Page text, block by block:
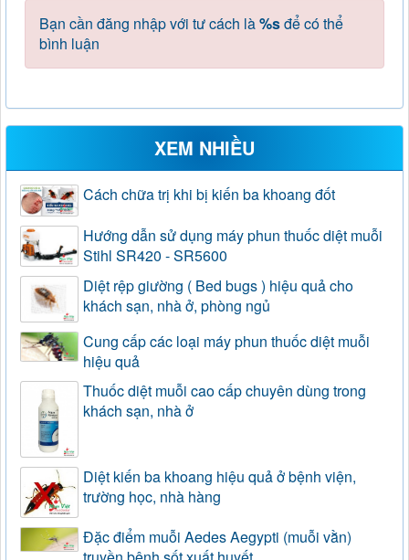
Bạn cần đăng nhập với tư cách là%sđể có thể
bình luận
XEM NHIỀU
Cách chữa trị khi bị kiến ba khoang đốt
Hướng dẫn sử dụng máy phun thuốc diệt muỗi
Stihl SR420 - SR5600
Diệt rệp giường ( Bed bugs ) hiệu quả cho
khách sạn, nhà ở, phòng ngủ
Cung cấp các loại máy phun thuốc diệt muỗi
hiệu quả
Thuốc diệt muỗi cao cấp chuyên dùng trong
khách sạn, nhà ở
Diệt kiến ba khoang hiệu quả ở bệnh viện,
trường học, nhà hàng
Đặc điểm muỗi Aedes Aegypti (muỗi vằn)